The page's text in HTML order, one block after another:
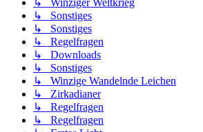
↳ Winziger Weltkrieg
↳ Sonstiges
↳ Sonstiges
↳ Regelfragen
↳ Downloads
↳ Sonstiges
↳ Winzige Wandelnde Leichen
↳ Zirkadianer
↳ Regelfragen
↳ Regelfragen